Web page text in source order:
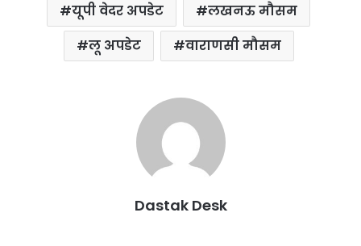
यूपी वेदर अपडेट
लखनऊ मौसम
लू अपडेट
वाराणसी मौसम
Dastak Desk